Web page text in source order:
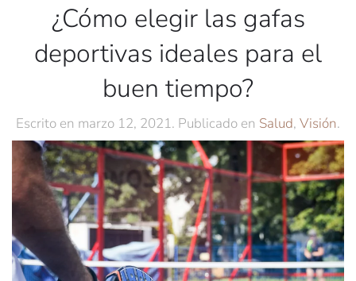
¿Cómo elegir las gafas
deportivas ideales para el
buen tiempo?
Escrito en marzo 12, 2021. Publicado en Salud, Visión.